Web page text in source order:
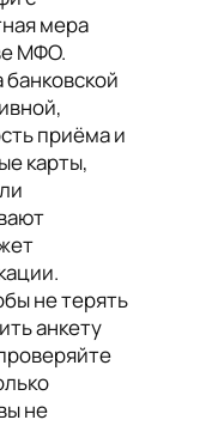
мера
МФО.
приёма и
карты,
не терять
анкету
не